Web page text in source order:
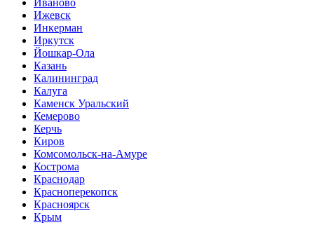
Ижевск
Инкерман
Иркутск
Йошкар-Ола
Казань
Калининград
Калуга
Каменск Уральский
Кемерово
Керчь
Киров
Комсомольск-на-Амуре
Кострома
Краснодар
Красноперекопск
Красноярск
Крым